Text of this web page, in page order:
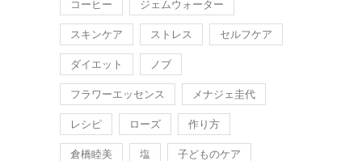
コーヒー ジェムウォーター
スキンケア ストレス セルフケア
ダイエット ノブ
フラワーエッセンス メナジェ圭代
レシピ ローズ 作り方
倉橋睦美 塩 子どものケア